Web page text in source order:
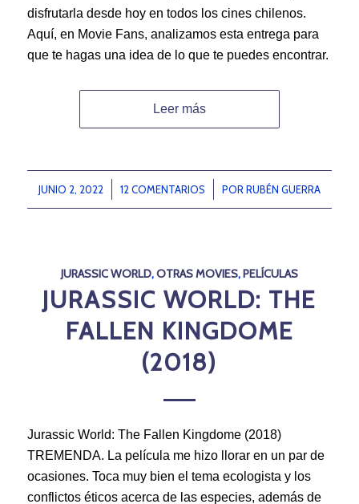
disfrutarla desde hoy en todos los cines chilenos.
Aquí, en Movie Fans, analizamos esta entrega para
que te hagas una idea de lo que te puedes encontrar.
Leer más
JUNIO 2, 2022
/ 12 COMENTARIOS
/ POR RUBÉN GUERRA
JURASSIC WORLD,OTRAS MOVIES,PELÍCULAS
JURASSIC WORLD: THE
FALLEN KINGDOME
(2018)
Jurassic World: The Fallen Kingdome (2018)
TREMENDA. La película me hizo llorar en un par de
ocasiones. Toca muy bien el tema ecologista y los
conflictos éticos acerca de las especies, además de